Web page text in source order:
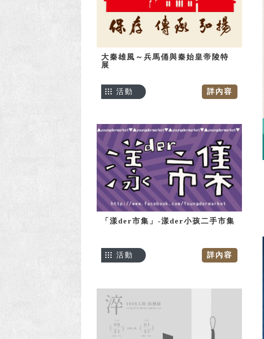
大秦雄風～兵馬俑與秦始皇帝陵特
展
詳內容
活動
「漾der市集」-漾der小孩二手市集
詳內容
活動